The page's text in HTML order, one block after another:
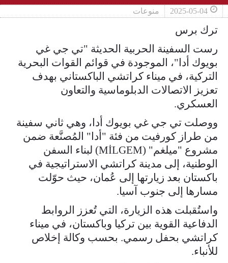
2025-05-04 منوعات
ترك برس
رست السفينة الحربية الحديثة "تي جي غي
بويوك أدا"، الموجودة في قوائم القوات البحرية
التركية، في ميناء كراتشي الباكستاني بهدف
تعزيز الاتصالات الدبلوماسية والتعاون
العسكري.
ووصلت تي جي غي بويوك أدا، وهي ثاني سفينة
من طراز كورفيت من فئة "أدا" المُصنَّعة ضمن
مشروع "ميلغم" (MİLGEM) لبناء السفن
الوطنية، إلى مدينة كراتشي الاستراتيجية في
باكستان بعد زيارتها إلى عُمان، حيث حوّلت
مسارها إلى جنوب آسيا.
واستُقبلت هذه الزيارة، التي تُعزز الروابط
الدفاعية القوية بين تركيا وباكستان، في ميناء
كراتشي بحفل رسمي. بحسب وكالة إخلاص
للأنباء.